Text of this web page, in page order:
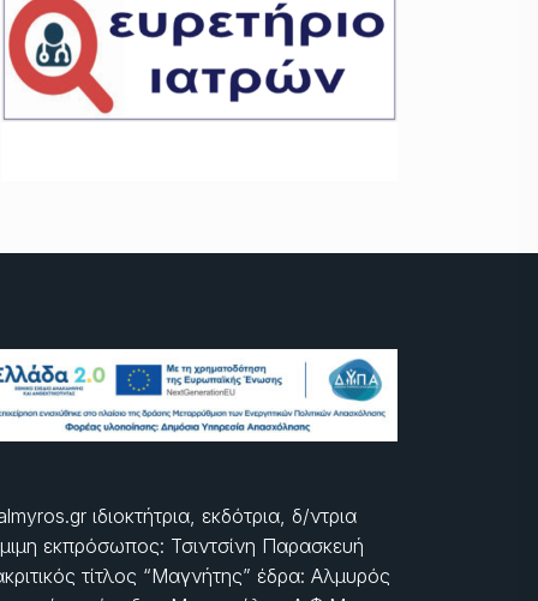
ιδιοκτήτρια, εκδότρια, δ/ντρια
εκπρόσωπος: Τσιντσίνη Παρασκευή
τίτλος “Μαγνήτης” έδρα: Αλμυρός